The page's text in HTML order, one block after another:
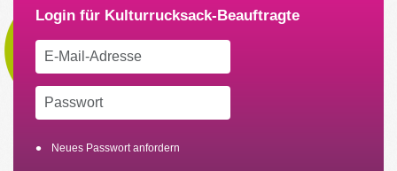
Neues Passwort anfordern